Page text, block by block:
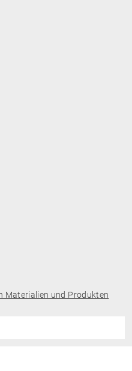
Materialien und Produkten